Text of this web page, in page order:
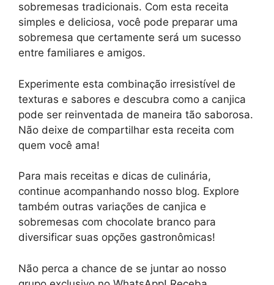
sobremesas tradicionais. Com esta receita
simples e deliciosa, você pode preparar uma
sobremesa que certamente será um sucesso
entre familiares e amigos.
Experimente esta combinação irresistível de
texturas e sabores e descubra como a canjica
pode ser reinventada de maneira tão saborosa.
Não deixe de compartilhar esta receita com
quem você ama!
Para mais receitas e dicas de culinária,
continue acompanhando nosso blog. Explore
também outras variações de canjica e
sobremesas com chocolate branco para
diversificar suas opções gastronômicas!
Não perca a chance de se juntar ao nosso